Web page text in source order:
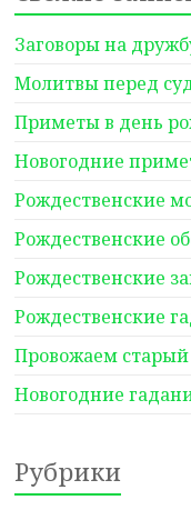
Заговоры на
Молитвы перед
Приметы в день
Новогодние
Рождественские
Рождественские
Рождественские
Рождественские
Провожаем старый
Новогодние
Рубрики